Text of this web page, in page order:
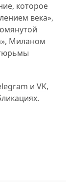
которое
века»,
Миланом
и VK,